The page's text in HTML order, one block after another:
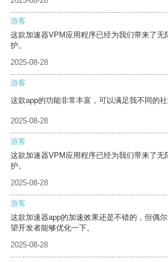
游客
这款加速器VPM应用程序已经为我们带来了无
护。
2025-08-28
游客
这款app的功能非常丰富，可以满足我不同的社
2025-08-28
游客
这款加速器VPM应用程序已经为我们带来了无
护。
2025-08-28
游客
这款加速器app的加速效果还是不错的，但偶
望开发者能够优化一下。
2025-08-28